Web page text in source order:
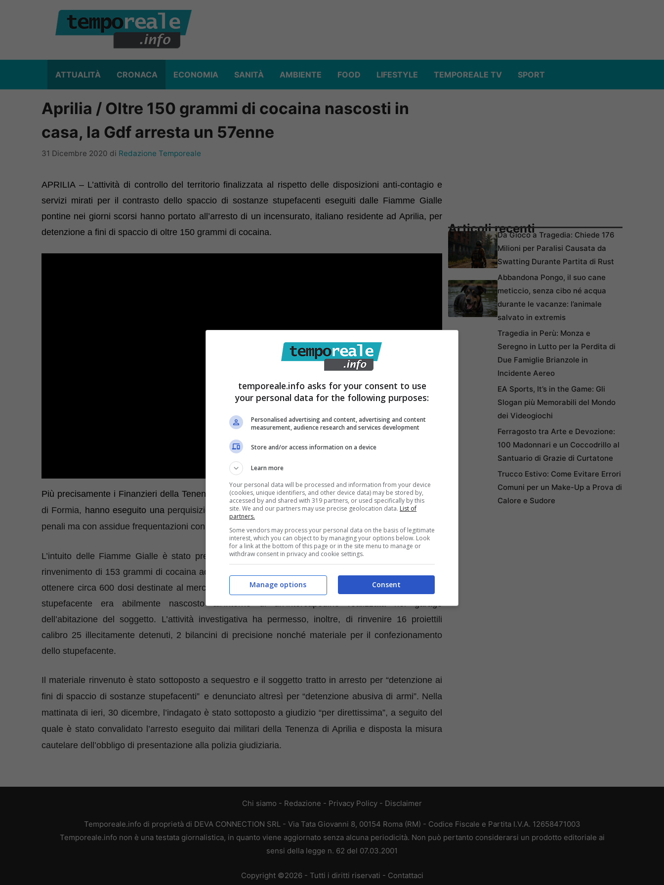
ATTUALITÀ CRONACA ECONOMIA SANITÀ AMBIENTE FOOD LIFESTYLE TEMPOREALE TV SPORT
Aprilia / Oltre 150 grammi di cocaina nascosti in
casa, la Gdf arresta un 57enne
31 Dicembre 2020 di Redazione Temporeale
APRILIA – L’attività di controllo del territorio finalizzata al rispetto delle disposizioni anti-contagio e
servizi mirati per il contrasto dello spaccio di sostanze stupefacenti eseguiti dalle Fiamme Gialle
pontine nei giorni scorsi hanno portato all’arresto di un incensurato, italiano residente ad Aprilia, per
detenzione a fini di spaccio di oltre 150 grammi di cocaina.
Più precisamente i Finanzieri della Tenenza di Aprilia,coadiuvati dalle unità cinofile della Compagnia
di Formia, hanno eseguito una perquisizion nei confronti di un57enneaprilianoprivo di precedenti
penali ma con assidue frequentazioni con pregiudicati anche nei giorni cosiddetti “ rossi ”.
L’intuito delle Fiamme Gialle è stato premiato anche questa volta. L’attività ha infatti permesso il
rinvenimento di 153 grammi di cocaina ad un elevato grado di purezza, dai quali si sarebbero potute
ottenere circa 600 dosi destinate al mercato cittadino, per un valore stimato di oltre 30mila euro. Lo
stupefacente era abilmente nascosto all’interno di un’intercapedine realizzata nel garage
dell’abitazione del soggetto. L’attività investigativa ha permesso, inoltre, di rinvenire 16 proiettili
calibro 25 illecitamente detenuti, 2 bilancini di precisione nonché materiale per il confezionamento
dello stupefacente.
Il materiale rinvenuto è stato sottoposto a sequestro e il soggetto tratto in arresto per “detenzione ai
fini di spaccio di sostanze stupefacenti” e denunciato altresì per “detenzione abusiva di armi”. Nella
mattinata di ieri, 30 dicembre, l’indagato è stato sottoposto a giudizio “per direttissima”, a seguito del
quale è stato convalidato l’arresto eseguito dai militari della Tenenza di Aprilia e disposta la misura
cautelare dell’obbligo di presentazione alla polizia giudiziaria.
Articoli recentiDa Gioco a Tragedia: Chiede 176
Milioni per Paralisi Causata da
Swatting Durante Partita di Rust
Abbandona Pongo, il suo cane
meticcio, senza cibo né acqua
durante le vacanze: l’animale
salvato in extremis
Tragedia in Perù: Monza e
Seregno in Lutto per la Perdita di
Due Famiglie Brianzole in
Incidente Aereo
EA Sports, It’s in the Game: Gli
Slogan più Memorabili del Mondo
dei Videogiochi
Ferragosto tra Arte e Devozione:
100 Madonnari e un Coccodrillo al
Santuario di Grazie di Curtatone
Trucco Estivo: Come Evitare Errori
Comuni per un Make-Up a Prova di
Calore e Sudore
Chi siamo - Redazione - Privacy Policy - Disclaimer
Temporeale.info di proprietà di DEVA CONNECTION SRL - Via Tata Giovanni 8, 00154 Roma (RM) - Codice Fiscale e Partita I.V.A. 12658471003
Temporeale.info non è una testata giornalistica, in quanto viene aggiornato senza alcuna periodicità. Non può pertanto considerarsi un prodotto editoriale ai
sensi della legge n. 62 del 07.03.2001
Copyright ©2026 - Tutti i diritti riservati - Contattaci
temporeale.info asks for your consent to use
your personal data for the following purposes:
Personalised advertising and content, advertising and content
measurement, audience research and services development
Store and/or access information on a device
Learn more
Your personal data will be processed and information from your device
(cookies, unique identifiers, and other device data) may be stored by,
accessed by and shared with 319 partners, or used specifically by this
site. We and our partners may use precise geolocation data. List of
partners.
Some vendors may process your personal data on the basis of legitimate
interest, which you can object to by managing your options below. Look
for a link at the bottom of this page or in the site menu to manage or
withdraw consent in privacy and cookie settings.
Consent
Manage options